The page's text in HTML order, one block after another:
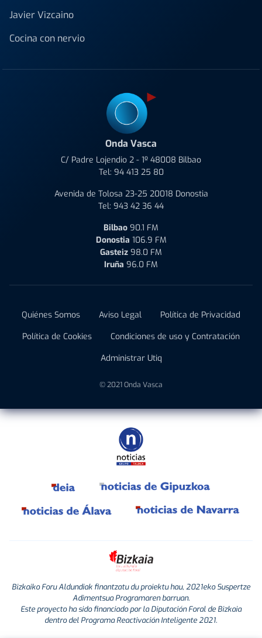
Javier Vizcaino
Cocina con nervio
Onda Vasca
C/ Padre Lojendio 2 - 1º 48008 Bilbao
Tel: 94 413 25 80
Avenida de Tolosa 23-25 20018 Donostia
Tel: 943 42 36 44
Bilbao 90.1 FM
Donostia 106.9 FM
Gasteiz 98.0 FM
Iruña 96.0 FM
Quiénes Somos Aviso Legal
Política de Privacidad
Política de Cookies
Condiciones de uso y Contratación
Administrar Utiq
© 2021 Onda Vasca
Bizkaiko Foru Aldundiak finantzatu du proiektu hau, 2021eko Suspertze
Adimentsua Programaren barruan.
Este proyecto ha sido financiado por la Diputación Foral de Bizkaia
dentro del Programa Reactivación Inteligente 2021.